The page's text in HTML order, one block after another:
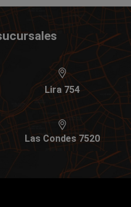
Lira 754
Las Condes 7520